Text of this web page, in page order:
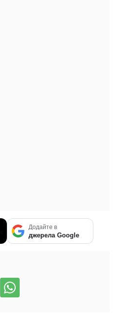
Додайте в
джерела Google